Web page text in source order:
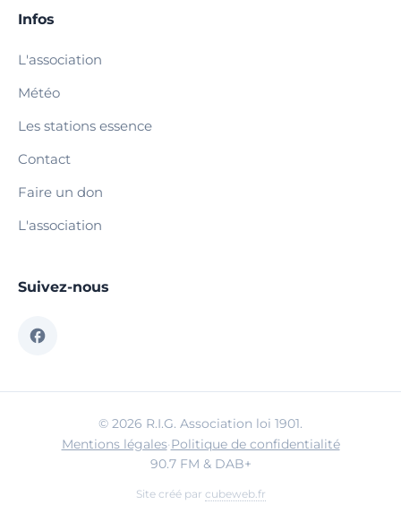
Infos
L'association
Météo
Les stations essence
Contact
Faire un don
L'association
Suivez-nous
© 2026 R.I.G. Association loi 1901.
Mentions légales·Politique de confidentialité
90.7 FM & DAB+
Site créé par cubeweb.fr